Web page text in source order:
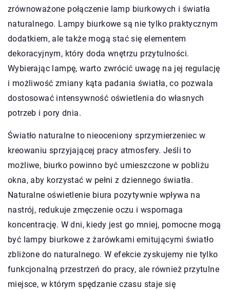
zrównoważone połączenie lamp biurkowych i światła
naturalnego. Lampy biurkowe są nie tylko praktycznym
dodatkiem, ale także mogą stać się elementem
dekoracyjnym, który doda wnętrzu przytulności.
Wybierając lampę, warto zwrócić uwagę na jej regulację
i możliwość zmiany kąta padania światła, co pozwala
dostosować intensywność oświetlenia do własnych
potrzeb i pory dnia.
Światło naturalne to nieoceniony sprzymierzeniec w
kreowaniu sprzyjającej pracy atmosfery. Jeśli to
możliwe, biurko powinno być umieszczone w pobliżu
okna, aby korzystać w pełni z dziennego światła.
Naturalne oświetlenie biura pozytywnie wpływa na
nastrój, redukuje zmęczenie oczu i wspomaga
koncentrację. W dni, kiedy jest go mniej, pomocne mogą
być lampy biurkowe z żarówkami emitującymi światło
zbliżone do naturalnego. W efekcie zyskujemy nie tylko
funkcjonalną przestrzeń do pracy, ale również przytulne
miejsce, w którym spędzanie czasu staje się